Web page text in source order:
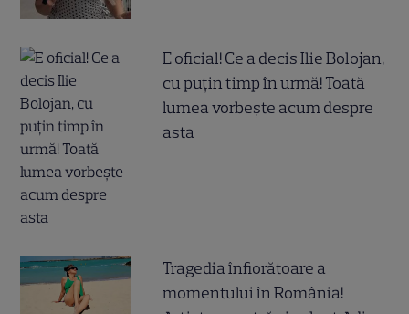
E oficial! Ce a decis Ilie Bolojan,
cu puțin timp în urmă! Toată
lumea vorbește acum despre
asta
Tragedia înfiorătoare a
momentului în România!